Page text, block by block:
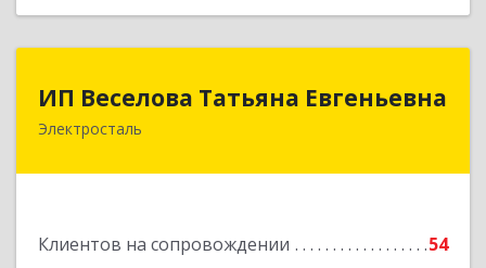
ИП Веселова Татьяна Евгеньевна
Электросталь
Клиентов на сопровождении
54
144000, Московская обл, Электросталь г,